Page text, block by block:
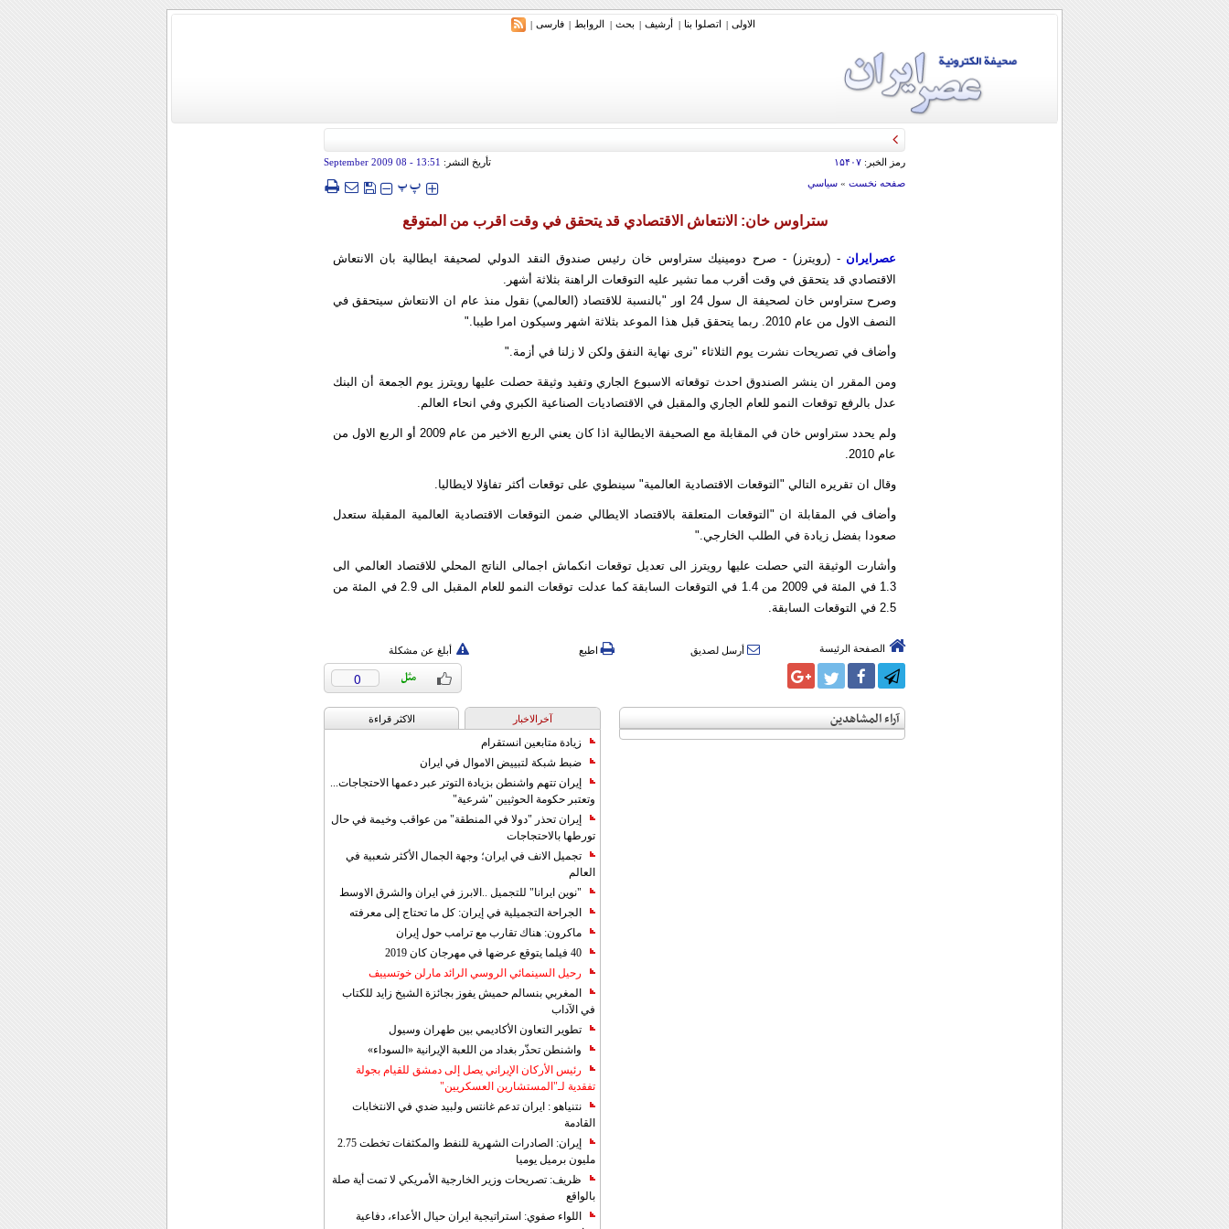
الاولی | اتصلوا بنا | أرشیف | بحث | الروابط | فارسی |
رمز الخبر: ۱۵۴۰۷ تأريخ النشر: 13:51
- 08 September 2009
صفحه نخست» سياسي ‍‍‍ پپ
ستراوس خان: الانتعاش الاقتصادي قد يتحقق في وقت اقرب من المتوقع
عصرایران- (رويترز) - صرح دومينيك ستراوس خان رئيس صندوق النقد الدولي لصحيفة ايطالية بان الانتعاش
الاقتصادي قد يتحقق في وقت أقرب مما تشير عليه التوقعات الراهنة بثلاثة أشهر.
وصرح ستراوس خان لصحيفة ال سول 24 اور "بالنسبة للاقتصاد (العالمي) نقول منذ عام ان الانتعاش سيتحقق في
النصف الاول من عام 2010. ربما يتحقق قبل هذا الموعد بثلاثة اشهر وسيكون امرا طيبا."
وأضاف في تصريحات نشرت يوم الثلاثاء "نرى نهاية النفق ولكن لا زلنا في أزمة."
ومن المقرر ان ينشر الصندوق احدث توقعاته الاسبوع الجاري وتفيد وثيقة حصلت عليها رويترز يوم الجمعة أن البنك
عدل بالرفع توقعات النمو للعام الجاري والمقبل في الاقتصاديات الصناعية الكبري وفي انحاء العالم.
ولم يحدد ستراوس خان في المقابلة مع الصحيفة الايطالية اذا كان يعني الربع الاخير من عام 2009 أو الربع الاول من
عام 2010.
وقال ان تقريره التالي "التوقعات الاقتصادية العالمية" سينطوي على توقعات أكثر تفاؤلا لايطاليا.
وأضاف في المقابلة ان "التوقعات المتعلقة بالاقتصاد الايطالي ضمن التوقعات الاقتصادية العالمية المقبلة ستعدل
صعودا بفضل زيادة في الطلب الخارجي."
وأشارت الوثيقة التي حصلت عليها رويترز الى تعديل توقعات انكماش اجمالى الناتج المحلي للاقتصاد العالمي الى
1.3 في المئة في 2009 من 1.4 في التوقعات السابقة كما عدلت توقعات النمو للعام المقبل الى 2.9 في المئة من
2.5 في التوقعات السابقة.
الصفحة الرئيسة أرسل لصديق اطبع أبلغ عن مشكلة
0
آراء المشاهدين آخرالاخبار الاکثر قراءة
زيادة متابعين انستقرام
ضبط شبكة لتبييض الاموال في ايران
إيران تتهم واشنطن بزيادة التوتر عبر دعمها الاحتجاجات...
وتعتبر حكومة الحوثيين "شرعية"
إيران تحذر "دولا في المنطقة" من عواقب وخيمة في حال
تورطها بالاحتجاجات
تجميل الانف في ايران؛ وجهة الجمال الأكثر شعبية في
العالم
"نوين ايرانا" للتجميل ..الابرز في ايران والشرق الاوسط
الجراحة التجميلية في إيران: كل ما تحتاج إلى معرفته
ماكرون: هناك تقارب مع ترامب حول إيران
40 فيلما يتوقع عرضها في مهرجان كان 2019
رحيل السينمائي الروسي الرائد مارلن خوتسييف
المغربي بنسالم حميش يفوز بجائزة الشيخ زايد للكتاب
في الآداب
تطوير التعاون الأكاديمي بين طهران وسيول
واشنطن تحذّر بغداد من اللعبة الإيرانية «السوداء»
رئيس الأركان الإيراني يصل إلى دمشق للقيام بجولة
تفقدية لـ"المستشارين العسكريين"
نتنياهو : ايران تدعم غانتس ولبيد ضدي في الانتخابات
القادمة
إيران: الصادرات الشهریة للنفط والمكثفات تخطت 2.75
مليون برميل يوميا
ظريف: تصريحات وزير الخارجية الأمريكي لا تمت أية صلة
بالواقع
اللواء صفوي: استراتيجية ايران حيال الأعداء، دفاعية